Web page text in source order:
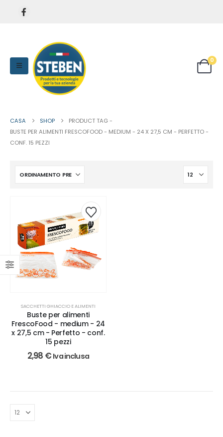
0
CASA SHOP
PRODUCT TAG -
BUSTE PER ALIMENTI FRESCOFOOD - MEDIUM - 24 X 27,5 CM - PERFETTO -
CONF. 15 PEZZI
SACCHETTI GHIACCIO E ALIMENTI
Buste per alimenti
FrescoFood - medium - 24
x 27,5 cm - Perfetto - conf.
15 pezzi
2,98 € Iva inclusa